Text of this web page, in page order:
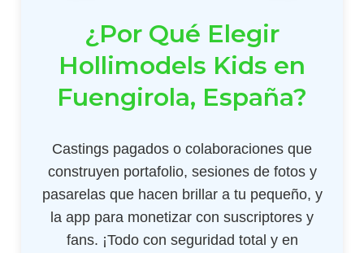
¿Por Qué Elegir
Hollimodels Kids en
Fuengirola, España?
Castings pagados o colaboraciones que
construyen portafolio, sesiones de fotos y
pasarelas que hacen brillar a tu pequeño, y
la app para monetizar con suscriptores y
fans. ¡Todo con seguridad total y en